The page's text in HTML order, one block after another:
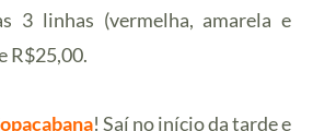
3 linhas (vermelha, amarela e
R$25,00.
! Saí no início da tarde e